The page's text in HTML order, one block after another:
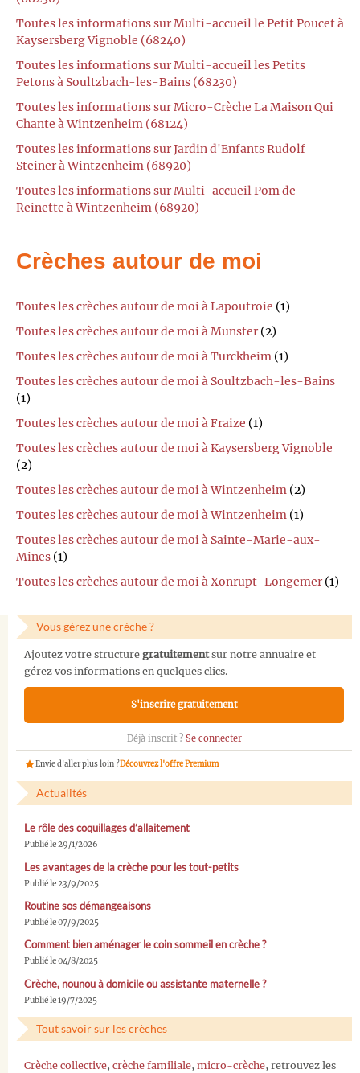
Toutes les informations sur Multi-accueil le Petit Poucet à
Kaysersberg Vignoble (68240)
Toutes les informations sur Multi-accueil les Petits
Petons à Soultzbach-les-Bains (68230)
Toutes les informations sur Micro-Crèche La Maison Qui
Chante à Wintzenheim (68124)
Toutes les informations sur Jardin d'Enfants Rudolf
Steiner à Wintzenheim (68920)
Toutes les informations sur Multi-accueil Pom de
Reinette à Wintzenheim (68920)
Crèches autour de moi
Toutes les crèches autour de moi à Lapoutroie (1)
Toutes les crèches autour de moi à Munster (2)
Toutes les crèches autour de moi à Turckheim (1)
Toutes les crèches autour de moi à Soultzbach-les-Bains
(1)
Toutes les crèches autour de moi à Fraize (1)
Toutes les crèches autour de moi à Kaysersberg Vignoble
(2)
Toutes les crèches autour de moi à Wintzenheim (2)
Toutes les crèches autour de moi à Wintzenheim (1)
Toutes les crèches autour de moi à Sainte-Marie-aux-
Mines (1)
Toutes les crèches autour de moi à Xonrupt-Longemer (1)
Vous gérez une crèche ?
Ajoutez votre structure gratuitementsur notre annuaire et
gérez vos informations en quelques clics.
S'inscrire gratuitement
Déjà inscrit ? Se connecter
Envie d'aller plus loin ?Découvrez l'offre Premium
Actualités
Le rôle des coquillages d’allaitement
Publié le 29/1/2026
Les avantages de la crèche pour les tout-petits
Publié le 23/9/2025
Routine sos démangeaisons
Publié le 07/9/2025
Comment bien aménager le coin sommeil en crèche ?
Publié le 04/8/2025
Crèche, nounou à domicile ou assistante maternelle ?
Publié le 19/7/2025
Tout savoir sur les crèches
Crèche collective, crèche familiale, micro-crèche, retrouvez les